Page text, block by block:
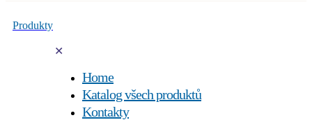
Produkty
✕
Home
Katalog všech produktů
Kontakty